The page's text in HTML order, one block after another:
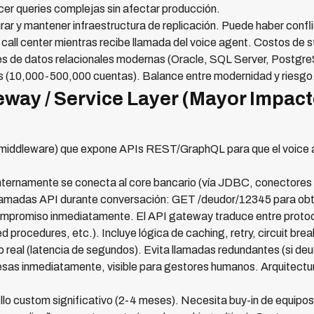
queries complejas sin afectar producción.
y mantener infraestructura de replicación. Puede haber
center mientras recibe llamada del voice agent. Costos de
de datos relacionales modernas (Oracle, SQL Server,
(10,000-500,000 cuentas). Balance entre modernidad y
/ Service Layer (Mayor
que expone APIs REST/GraphQL para que el
se conecta al core bancario (vía JDBC,
API durante conversación: GET /deudor/12345 para
inmediatamente. El API gateway traduce entre
procedures, etc.). Incluye lógica de caching, retry, circuit
(latencia de segundos). Evita llamadas redundantes (si
inmediatamente, visible para gestores humanos.
custom significativo (2-4 meses). Necesita buy-in de